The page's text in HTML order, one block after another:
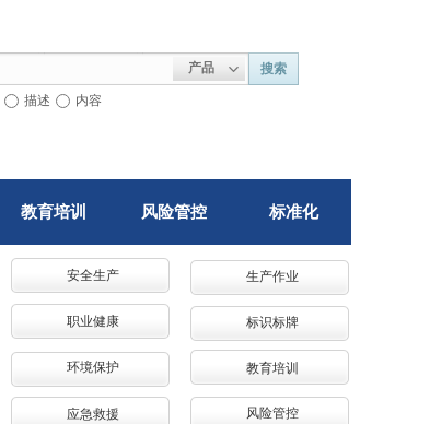
产品 搜索
描述 内容
教育培训 风险管控 标准化
安全生产
职业健康
环境保护
应急救援
生产作业
标识标牌
教育培训
风险管控